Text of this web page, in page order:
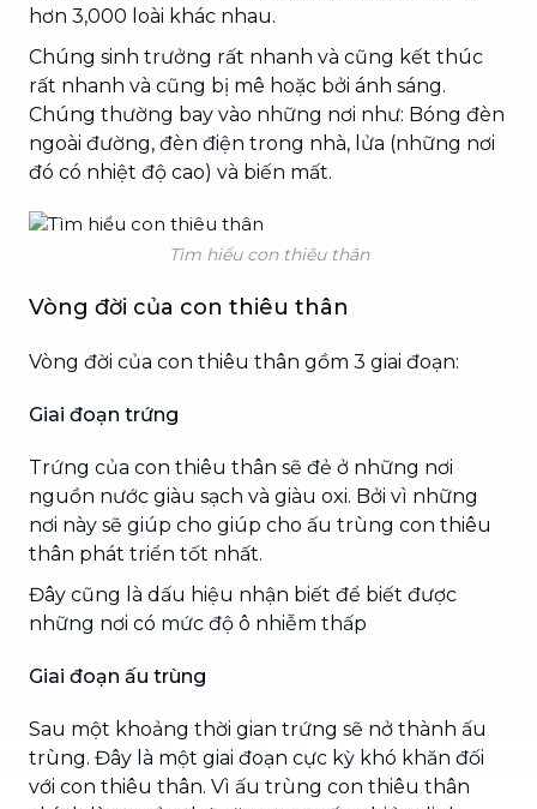
hơn 3,000 loài khác nhau.
Chúng sinh trưởng rất nhanh và cũng kết thúc
rất nhanh và cũng bị mê hoặc bởi ánh sáng.
Chúng thường bay vào những nơi như: Bóng đèn
ngoài đường, đèn điện trong nhà, lửa (những nơi
đó có nhiệt độ cao) và biến mất.
Tìm hiểu con thiêu thân
Vòng đời của con thiêu thân
Vòng đời của con thiêu thân gồm 3 giai đoạn:
Giai đoạn trứng
Trứng của con thiêu thân sẽ đẻ ở những nơi
nguồn nước giàu sạch và giàu oxi. Bởi vì những
nơi này sẽ giúp cho giúp cho ấu trùng con thiêu
thân phát triển tốt nhất.
Đây cũng là dấu hiệu nhận biết để biết được
những nơi có mức độ ô nhiễm thấp
Giai đoạn ấu trùng
Sau một khoảng thời gian trứng sẽ nở thành ấu
trùng. Đây là một giai đoạn cực kỳ khó khăn đối
với con thiêu thân. Vì ấu trùng con thiêu thân